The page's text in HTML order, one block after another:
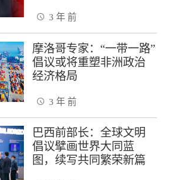
3 年 前
摩洛哥专家：“一带一路”
倡议或将重塑非洲政治
经济格局
3 年 前
巴西前部长：全球文明
倡议擘画世界大同蓝
图，续写共同繁荣新篇